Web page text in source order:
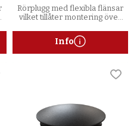
Rörplugg med flexibla flänsar
vilket tillåter montering över
Info
till i favoriter